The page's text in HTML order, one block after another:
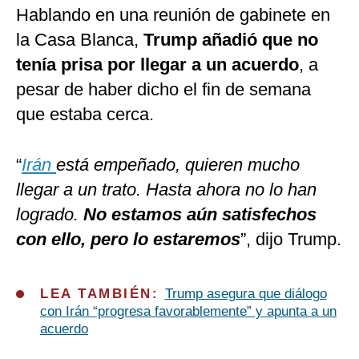
Hablando en una reunión de gabinete en
la Casa Blanca, Trump añadió que no
tenía prisa por llegar a un acuerdo, a
pesar de haber dicho el fin de semana
que estaba cerca.
“Irán está empeñado, quieren mucho
llegar a un trato. Hasta ahora no lo han
logrado. No estamos aún satisfechos
con ello, pero lo estaremos”, dijo Trump.
LEA TAMBIÉN: Trump asegura que diálogo
con Irán “progresa favorablemente” y apunta a un
acuerdo